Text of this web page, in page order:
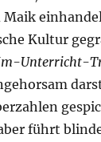
Kultur
Unterricht-
führt